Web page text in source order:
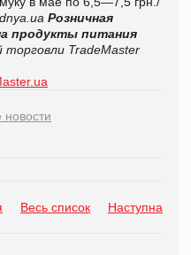
Розничная
продукты питания
TradeMaster
новости
Весь список Наступна